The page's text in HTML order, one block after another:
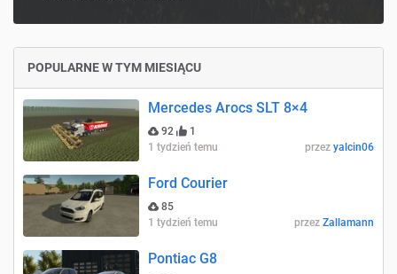
POPULARNE W TYM MIESIĄCU
Mercedes Arocs SLT 8×4
92
1
1 tydzień temu
przez yalcin06
Ford Courier
85
1 tydzień temu
przez Zallamann
Pontiac G8